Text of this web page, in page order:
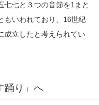
七七と３つの音節を1まと
もいわれており、16世紀
成立したと考えられてい
踊り」へ